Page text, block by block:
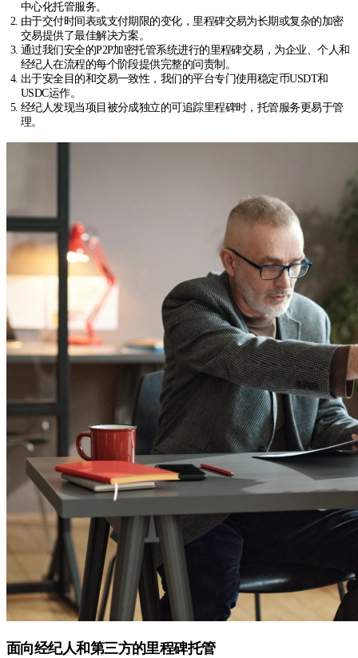
中心化托管服务。
由于交付时间表或支付期限的变化，里程碑交易为长期或复杂的加密
交易提供了最佳解决方案。
通过我们安全的P2P加密托管系统进行的里程碑交易，为企业、个人和
经纪人在流程的每个阶段提供完整的问责制。
出于安全目的和交易一致性，我们的平台专门使用稳定币USDT和
USDC运作。
经纪人发现当项目被分成独立的可追踪里程碑时，托管服务更易于管
理。
面向经纪人和第三方的里程碑托管